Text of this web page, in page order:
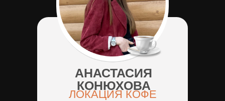
АНАСТАСИЯ
КОНЮХОВА
ЛОКАЦИЯ КОФЕ